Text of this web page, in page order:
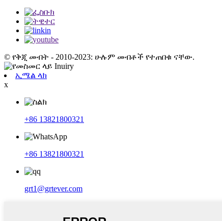
© የቅጂ መብት - 2010-2023: ሁሉም መብቶች የተጠበቁ ናቸው.
ኢሜል ላክ
x
+86 13821800321
+86 13821800321
grt1@grtever.com